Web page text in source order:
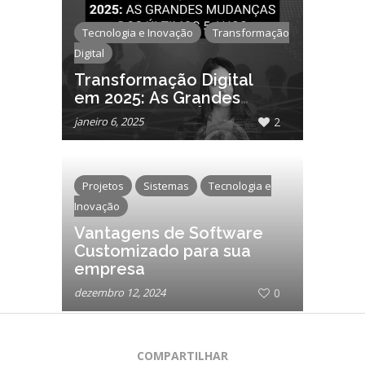
Tecnologia e Inovação
Transformação
Digital
Transformação Digital
em 2025: As Grandes
Mudanças dos Últimos 5
Anos
janeiro 6, 2025 2
Projetos Sistemas
Tecnologia e
Inovação
Vantagens de Software
Customizado para sua
empresa
dezembro 12, 2024 0
COMPARTILHAR